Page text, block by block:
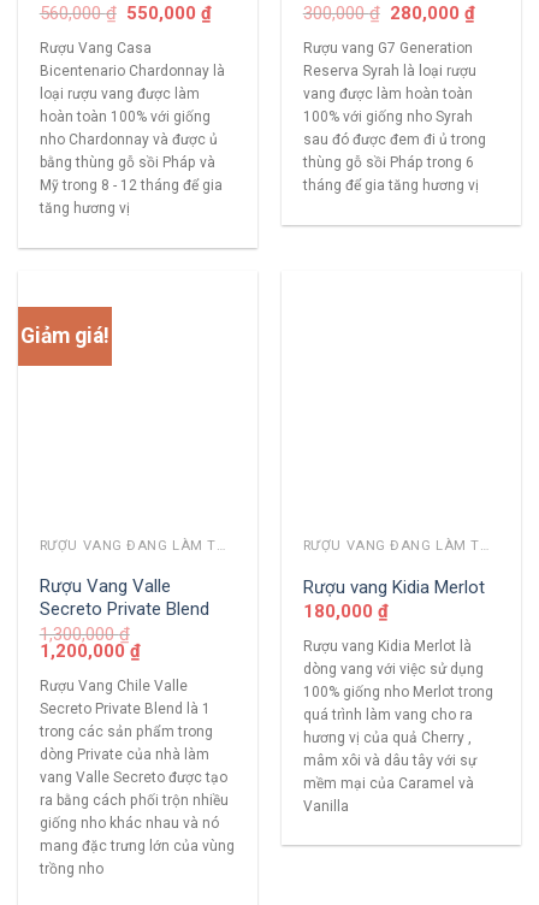
560,000₫ 550,000₫
Rượu Vang Casa
Bicentenario Chardonnay là
loại rượu vang được làm
hoàn toàn 100% với giống
nho Chardonnay và được ủ
bằng thùng gỗ sồi Pháp và
Mỹ trong 8 - 12 tháng để gia
tăng hương vị
300,000₫ 280,000₫
Rượu vang G7 Generation
Reserva Syrah là loại rượu
vang được làm hoàn toàn
100% với giống nho Syrah
sau đó được đem đi ủ trong
thùng gỗ sồi Pháp trong 6
tháng để gia tăng hương vị
Giảm giá!
RƯỢU VANG ĐANG LÀM THỊ TRƯỜNG
Rượu Vang Valle
Secreto Private Blend
1,300,000₫
1,200,000₫
Rượu Vang Chile Valle
Secreto Private Blend là 1
trong các sản phẩm trong
dòng Private của nhà làm
vang Valle Secreto được tạo
ra bằng cách phối trộn nhiều
giống nho khác nhau và nó
mang đặc trưng lớn của vùng
trồng nho
RƯỢU VANG ĐANG LÀM THỊ TRƯỜNG
Rượu vang Kidia Merlot
180,000 ₫
Rượu vang Kidia Merlot là
dòng vang với việc sử dụng
100% giống nho Merlot trong
quá trình làm vang cho ra
hương vị của quả Cherry ,
mâm xôi và dâu tây với sự
mềm mại của Caramel và
Vanilla